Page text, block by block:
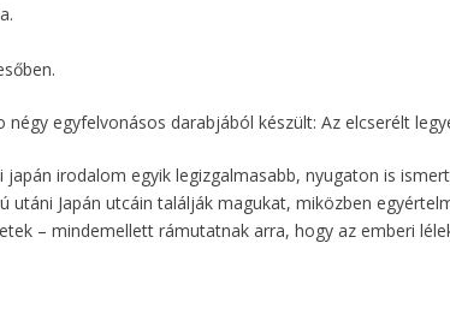
négy egyfelvonásos darabjából készült: Az elcserélt
japán irodalom egyik legizgalmasabb, nyugaton is
utáni Japán utcáin találják magukat, miközben
– mindemellett rámutatnak arra, hogy az emberi